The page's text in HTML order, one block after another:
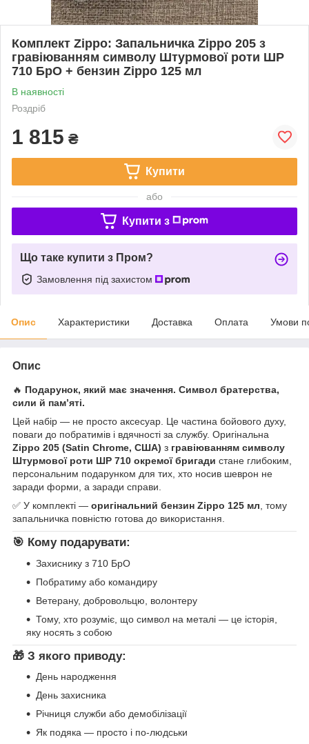
Комплект Zippo: Запальничка Zippo 205 з
гравіюванням символу Штурмової роти ШР
710 БрО + бензин Zippo 125 мл
В наявності
Роздріб
1 815 ₴
Купити
або
Купити з
Що таке купити з Пром?
Замовлення під захистом
Опис Характеристики Доставка Оплата Умови
Опис
🔥 Подарунок, який має значення. Символ братерства,
сили й пам’яті.
Цей набір — не просто аксесуар. Це частина бойового духу,
поваги до побратимів і вдячності за службу. Оригінальна
Zippo 205 (Satin Chrome, США) з гравіюванням символу
Штурмової роти ШР 710 окремої бригади стане глибоким,
персональним подарунком для тих, хто носив шеврон не
заради форми, а заради справи.
✅ У комплекті — оригінальний бензин Zippo 125 мл , тому
запальничка повністю готова до використання.
🎯 Кому подарувати:
Захиснику з 710 БрО
Побратиму або командиру
Ветерану, добровольцю, волонтеру
Тому, хто розуміє, що символ на металі — це історія,
яку носять з собою
🎁 З якого приводу:
День народження
День захисника
Річниця служби або демобілізації
Як подяка — просто і по-людськи